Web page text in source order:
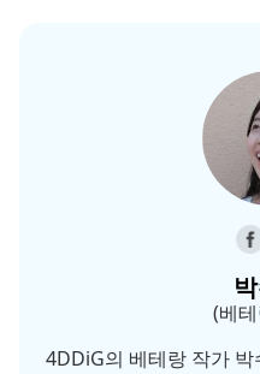
(베
4DDiG의 베테랑 작가